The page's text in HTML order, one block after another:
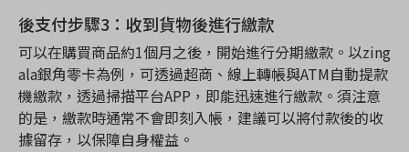
後支付步驟3 ： 收到貨物後進行繳款
可以在購買商品約1個月之後，開始進行分期繳款。以zing
ala銀角零卡為例，可透過超商、線上轉帳與ATM自動提款
機繳款，透過掃描平台APP ，即能迅速進行繳款。須注意
的是，繳款時通常不會即刻入帳，建議可以將付款後的收
據留存，以保障自身權益。